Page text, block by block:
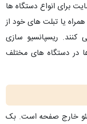
برای انواع دستگاه ها
یا تبلت های خود از
ریسپانسیو سازی
در دستگاه های مختلف
خارج صفحه است. بک